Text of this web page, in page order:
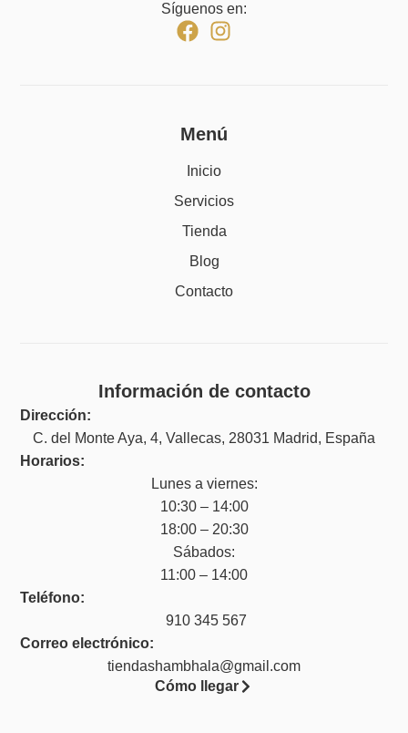
Síguenos en:
Menú
Inicio
Servicios
Tienda
Blog
Contacto
Información de contacto
Dirección:
C. del Monte Aya, 4, Vallecas, 28031 Madrid, España
Horarios:
Lunes a viernes:
10:30 – 14:00
18:00 – 20:30
Sábados:
11:00 – 14:00
Teléfono:
910 345 567
Correo electrónico:
tiendashambhala@gmail.com
Cómo llegar